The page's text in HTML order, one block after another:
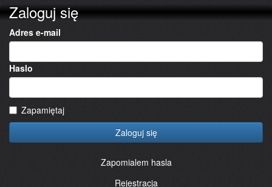
Zaloguj się
Adres e-mail
Haslo
Zapamiętaj
Zaloguj się
Zapomialem hasla
Rejestracja